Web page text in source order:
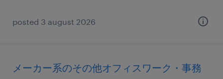
posted 3 august 2026
メーカー系のその他オフィスワーク・事務